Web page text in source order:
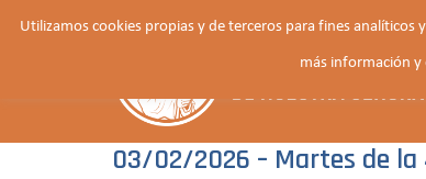
Saltar
03/02/2026 – Martes de
Utilizamos cookies propias y de terceros para fines
más información